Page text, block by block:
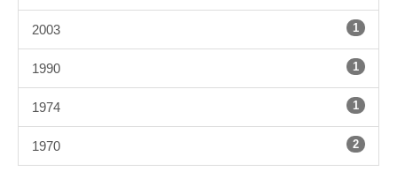
2003 1
1990 1
1974 1
1970 2